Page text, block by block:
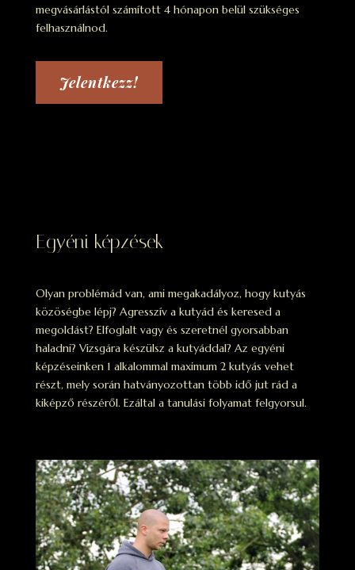
megvásárlástól számított 4 hónapon belül szükséges
felhasználnod.
Jelentkezz!
Egyéni képzések
Olyan problémád van, ami megakadályoz, hogy kutyás
közöségbe lépj? Agresszív a kutyád és keresed a
megoldást? Elfoglalt vagy és szeretnél gyorsabban
haladni? Vizsgára készülsz a kutyáddal? Az egyéni
képzéseinken 1 alkalommal maximum 2 kutyás vehet
részt, mely során hatványozottan több idő jut rád a
kiképző részéről. Ezáltal a tanulási folyamat felgyorsul.